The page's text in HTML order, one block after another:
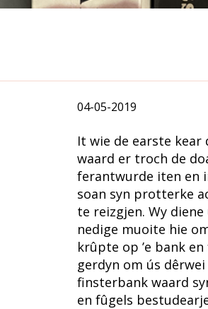
04-05-2019
It wie de earste kear
waard er troch de
ferantwurde iten en
soan syn protterke
te reizgjen. Wy
nedige muoite hie
krûpte op ’e bank
gerdyn om ús
finsterbank waard
en fûgels